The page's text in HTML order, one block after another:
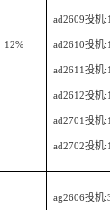
12%
ad2609投机
ad2610投机
ad2611投机
ad2612投机
ad2701投机
ad2702投机
ag2606投机